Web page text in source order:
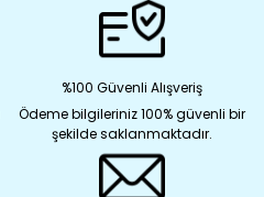
%100 Güvenli Alışveriş
Ödeme bilgileriniz 100% güvenli bir
şekilde saklanmaktadır.